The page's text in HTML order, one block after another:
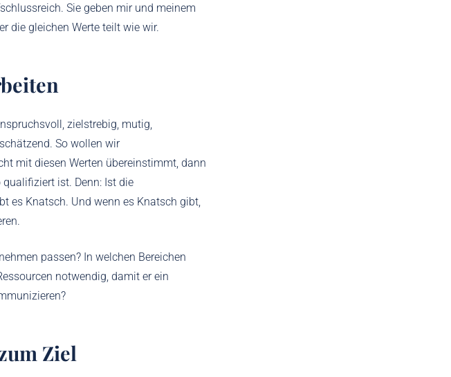
Sie geben mir und meinem
die gleichen Werte teilt wie wir.
zielstrebig, mutig,
So wollen wir
mit diesen Werten übereinstimmt, dann
ist. Denn: Ist die
es Knatsch. Und wenn es Knatsch gibt,
passen? In welchen Bereichen
notwendig, damit er ein
Ziel